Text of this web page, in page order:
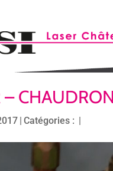
–
| Catégories : |